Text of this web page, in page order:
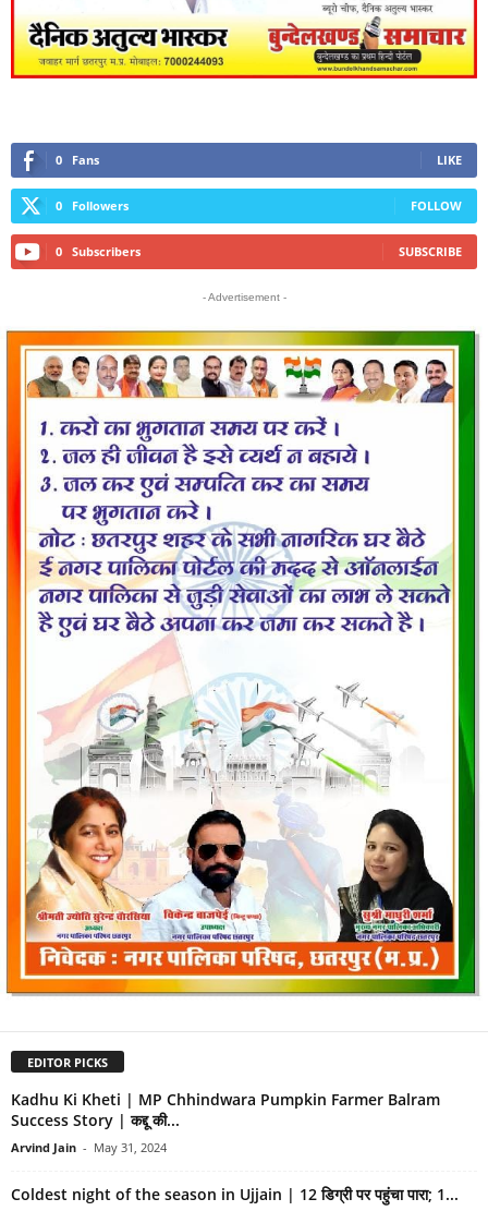
0 Fans LIKE
0 Followers FOLLOW
0 Subscribers SUBSCRIBE
- Advertisement -
EDITOR PICKS
Kadhu Ki Kheti | MP Chhindwara Pumpkin Farmer Balram
Success Story | कद्दू की...
Arvind Jain - May 31, 2024
Coldest night of the season in Ujjain | 12 डिग्री पर पहुंचा पारा; 1...